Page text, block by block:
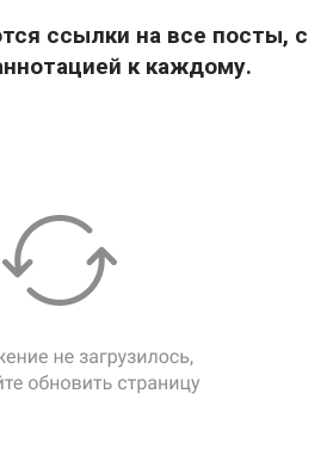
ссылки на все посты, с
к каждому.